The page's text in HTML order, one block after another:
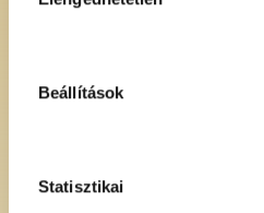
Beállítások
Statisztikai